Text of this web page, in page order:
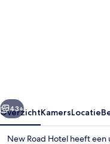
Volgende
43+
OverzichtKamersLocatie
New Road Hotel heeft